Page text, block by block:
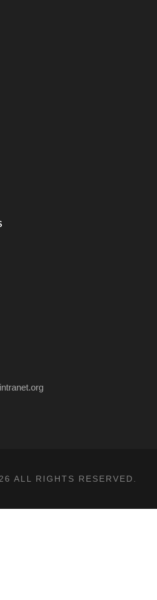
ALL RIGHTS RESERVED.